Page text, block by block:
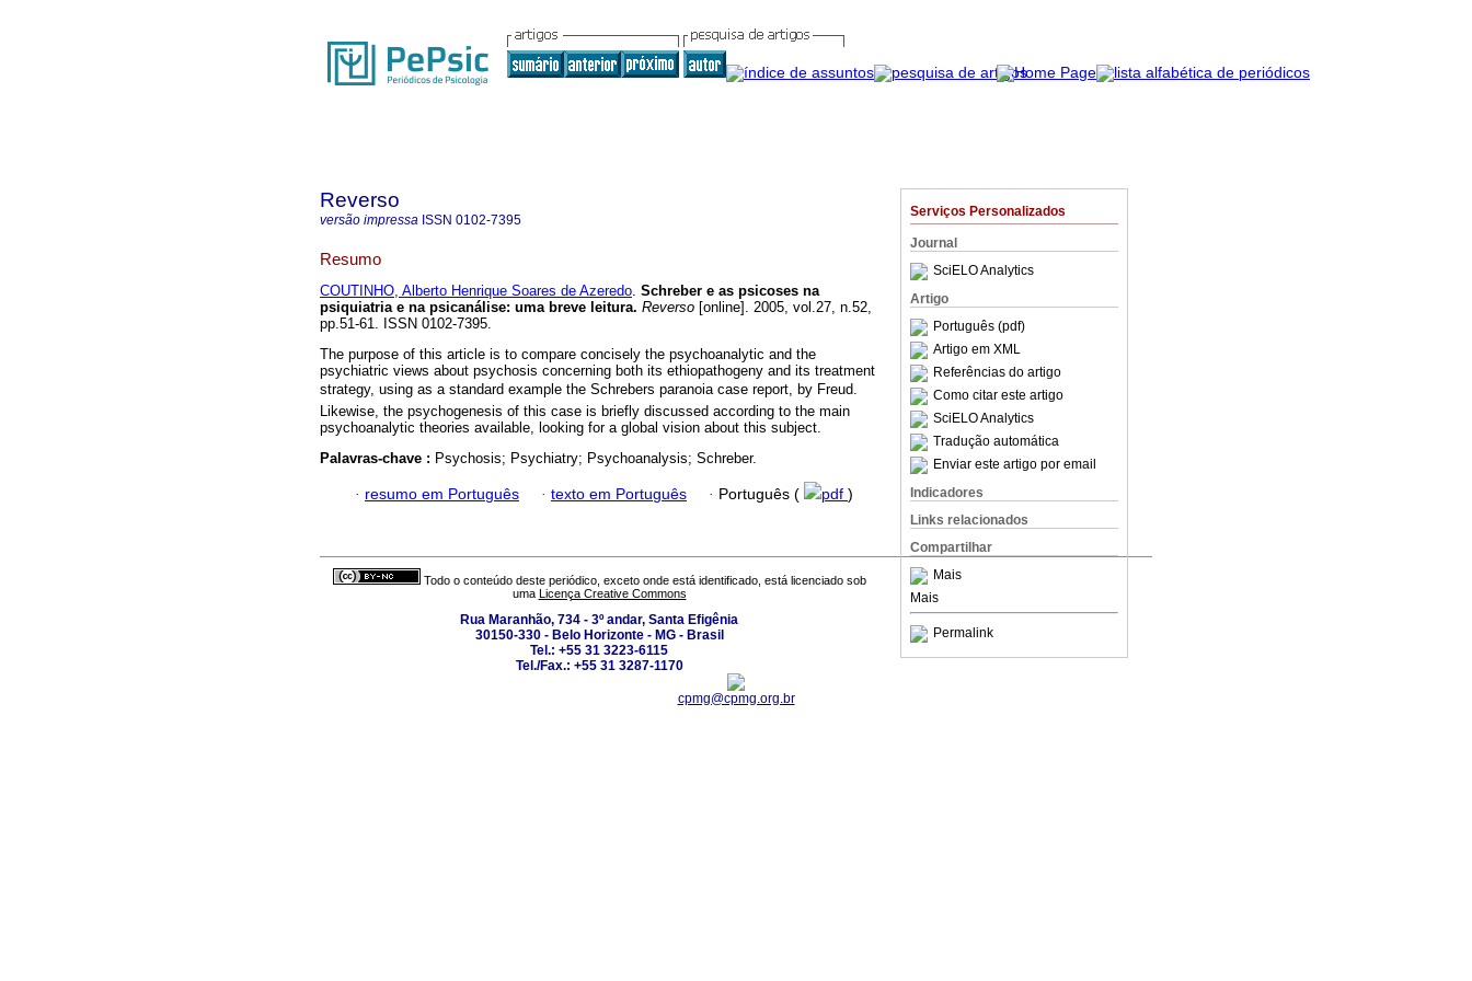
Serviços Personalizados
Journal
SciELO Analytics
Artigo
Português (pdf)
Artigo em XML
Referências do artigo
Como citar este artigo
SciELO Analytics
Tradução automática
Enviar este artigo por email
Indicadores
Links relacionados
Compartilhar
Mais
Mais
Permalink
Reverso
versão impressa ISSN 0102-7395
Resumo
COUTINHO, Alberto Henrique Soares de Azeredo. Schreber e as psicoses na
psiquiatria e na psicanálise: uma breve leitura. Reverso [online]. 2005, vol.27, n.52,
pp.51-61. ISSN 0102-7395.
The purpose of this article is to compare concisely the psychoanalytic and the
psychiatric views about psychosis concerning both its ethiopathogeny and its treatment
strategy, using as a standard example the Schrebers paranoia case report, by Freud.
Likewise, the psychogenesis of this case is briefly discussed according to the main
psychoanalytic theories available, looking for a global vision about this subject.
Palavras-chave : Psychosis; Psychiatry; Psychoanalysis; Schreber.
· resumo em Português · texto em Português · Português ( pdf )
Todo o conteúdo deste periódico, exceto onde está identificado, está licenciado sob
uma Licença Creative Commons
Rua Maranhão, 734 - 3º andar, Santa Efigênia
30150-330 - Belo Horizonte - MG - Brasil
Tel.: +55 31 3223-6115
Tel./Fax.: +55 31 3287-1170
cpmg@cpmg.org.br